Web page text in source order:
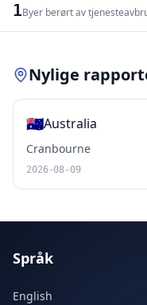
1Byer berørt av
Nylige
🇦🇺Australia
Cranbourne
2026-08-09
Språk
English